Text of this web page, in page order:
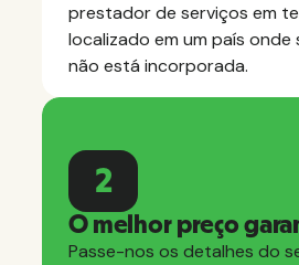
prestador de serviços em
localizado em um país onde
não está incorporada.
2
O melhor preço
Passe-nos os detalhes do